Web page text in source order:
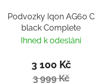
Podvozky Iqon AG60 C
black Complete
Ihned k odeslání
3 100 Kč
3 999 Kč